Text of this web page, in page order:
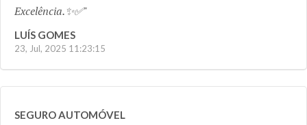
Excelência.✨✅
LUÍS GOMES
23, Jul, 2025 11:23:15
SEGURO AUTOMÓVEL